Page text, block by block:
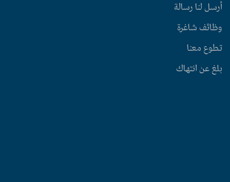
أرسل لنا رسالة
وظائف شاغرة
تطوع معنا
بلغ عن انتهاك